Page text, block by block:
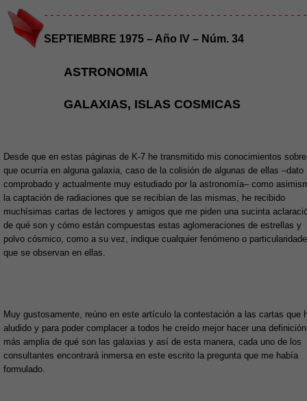
- - - - - - - - - - - - - - - - - - - - - - - - - - - - - - - - - - - - - - - - - -
SEPTIEMBRE 1975 – Año IV – Núm. 34
ASTRONOMIA
GALAXIAS, ISLAS COSMICAS
Desde que en estas páginas de K-7 he transmitido mis conocimientos
que ocurría en alguna galaxia, caso de la colisión de algunas de ellas –dato
comprobado y actualmente muy estudiado por la astronomía– como
la captación de radiaciones que se recibían de las mismas, he recibido
muchísimas cartas de lectores y amigos que me piden una sucinta
de qué son y cómo están compuestas estas aglomeraciones de estrellas y
polvo cósmico, como a su vez, indique cualquier fenómeno o
que se observan en ellas.
Muy gustosamente, reúno en este artículo la contestación a las cartas que
aludido y para poder complacer a todos he creído mejor hacer una definición
más amplia de qué son las galaxias y así de esta manera, cada uno de los
consultantes encontrará inmersa en este escrito la pregunta que me había
formulado.